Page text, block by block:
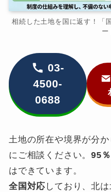
相続した土地を国に返す！「
ー
03-
4500-
0688
土地の所在や境界が分
にご相談ください。95
はできています。
全国対応 しており、北